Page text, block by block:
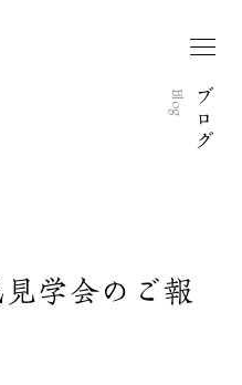
ブ
ロ
グ
Blog
学会のご報